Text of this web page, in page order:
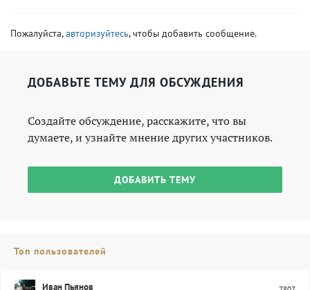
Пожалуйста,авторизуйтесь, чтобы добавить сообщение.
ДОБАВЬТЕ ТЕМУ ДЛЯ ОБСУЖДЕНИЯ
Создайте обсуждение, расскажите, что вы
думаете, и узнайте мнение других участников.
ДОБАВИТЬ ТЕМУ
Топ пользователей
Иван Пьянов